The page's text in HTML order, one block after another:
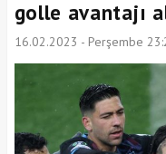
golle avantajı
16.02.2023 - Perşembe